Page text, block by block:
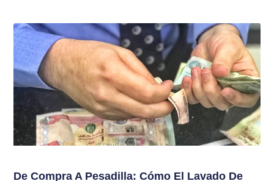
De Compra A Pesadilla: Cómo El Lavado De